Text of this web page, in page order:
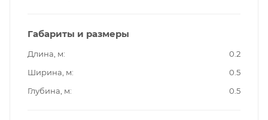
Габариты и размеры
Длина, м
0.2
Ширина, м
0.5
Глубина, м
0.5